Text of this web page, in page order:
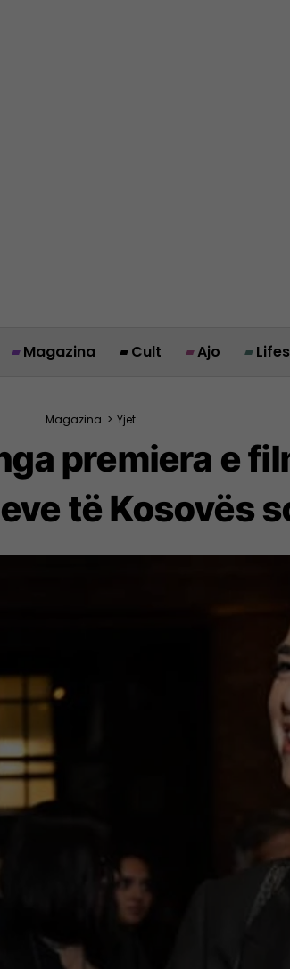
Magazina Cult Ajo
Magazina > Yjet
premiera e
të Kosovës